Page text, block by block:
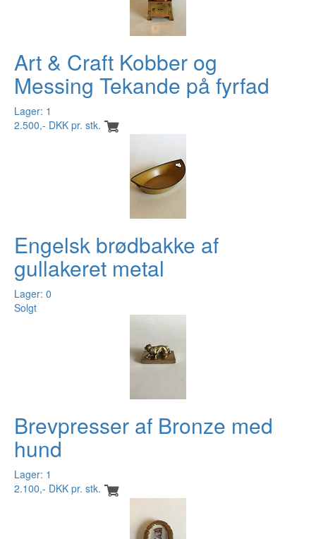
Art & Craft Kobber og
Messing Tekande på fyrfad
Lager: 1
2.500,- DKK pr. stk.
Engelsk brødbakke af
gullakeret metal
Lager: 0
Solgt
Brevpresser af Bronze med
hund
Lager: 1
2.100,- DKK pr. stk.